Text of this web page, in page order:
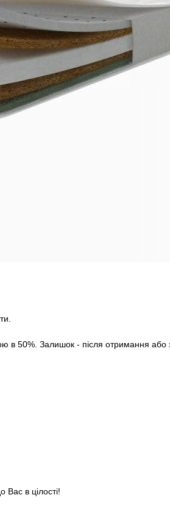
50%. Залишок - після отримання або
в цілості!